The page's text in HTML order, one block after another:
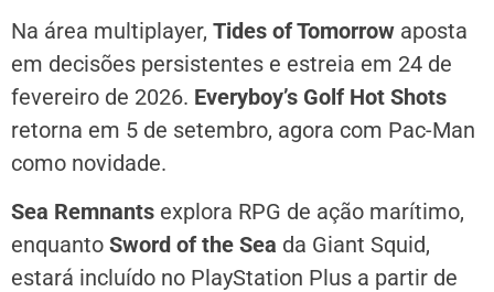
Na área multiplayer, Tides of Tomorrow aposta
em decisões persistentes e estreia em 24 de
fevereiro de 2026. Everyboy’s Golf Hot Shots
retorna em 5 de setembro, agora com Pac-Man
como novidade.
Sea Remnants explora RPG de ação marítimo,
enquanto Sword of the Sea da Giant Squid,
estará incluído no PlayStation Plus a partir de